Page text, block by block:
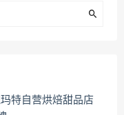
特自营烘焙甜品店